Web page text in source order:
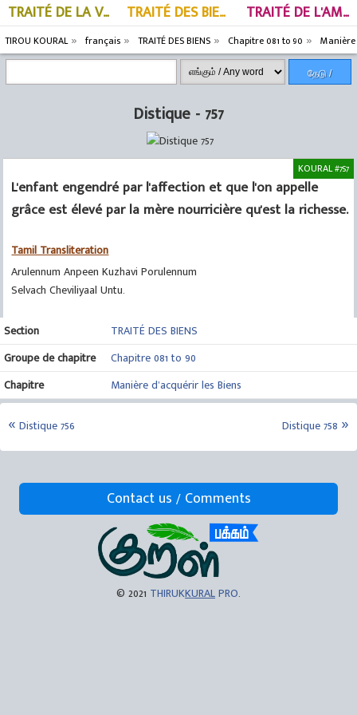
TRAITÉ DE LA VERTU TRAITÉ DES BIENS TRAITÉ DE L'AMOUR
TIROU KOURAL français TRAITÉ DES BIENS Chapitre 081 to 90 Manière
தேடு /
Distique - 757
KOURAL #757
L'enfant engendré par l'affection et que l'on appelle
grâce est élevé par la mère nourricière qu'est la richesse.
Tamil Transliteration
Arulennum Anpeen Kuzhavi Porulennum
Selvach Cheviliyaal Untu.
Section
TRAITÉ DES BIENS
Groupe de chapitre
Chapitre 081 to 90
Chapitre
Manière d’acquérir les Biens
Distique 756 Distique 758
Contact us / Comments
© 2021 THIRUKKURALPRO.